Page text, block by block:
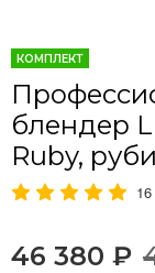
КОМПЛЕКТ
блендер
Ruby,
16
46 380 ₽